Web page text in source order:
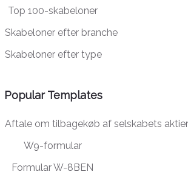
Top 100-skabeloner
Skabeloner efter branche
Skabeloner efter type
Popular Templates
Aftale om tilbagekøb af selskabets aktier
W9-formular
Formular W-8BEN